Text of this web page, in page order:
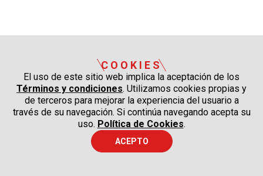
COOKIES
El uso de este sitio web implica la aceptación de los
Términos y condiciones. Utilizamos cookies propias y
de terceros para mejorar la experiencia del usuario a
través de su navegación. Si continúa navegando acepta su
uso. Política de Cookies.
ACEPTO